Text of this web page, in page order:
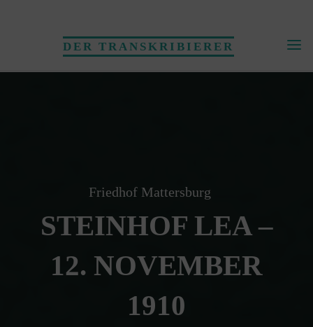
DER TRANSKRIBIERER
Friedhof Mattersburg
STEINHOF LEA –
12. NOVEMBER
1910